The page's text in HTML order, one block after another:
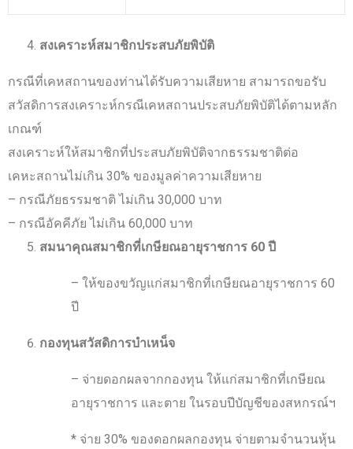
สงเคราะห์สมาชิกประสบภัยพิบัติ
กรณีที่เคหสถานของท่านได้รับความเสียหาย สามารถขอรับ
สวัสดิการสงเคราะห์กรณีเคหสถานประสบภัยพิบัติได้ตามหลัก
เกณฑ์
สงเคราะห์ให้สมาชิกที่ประสบภัยพิบัติจากธรรมชาติต่อ
เคหะสถานไม่เกิน 30% ของมูลค่าความเสียหาย
– กรณีภัยธรรมชาติ ไม่เกิน 30,000 บาท
– กรณีอัคคีภัย ไม่เกิน 60,000 บาท
สมนาคุณสมาชิกที่เกษียณอายุราชการ 60 ปี
– ให้ของขวัญแก่สมาชิกที่เกษียณอายุราชการ 60
ปี
กองทุนสวัสดิการบำเหน็จ
– จ่ายดอกผลจากกองทุน ให้แก่สมาชิกที่เกษียณ
อายุราชการ และตาย ในรอบปีบัญชีของสหกรณ์ฯ
* จ่าย 30% ของดอกผลกองทุน จ่ายตามจำนวนหุ้น